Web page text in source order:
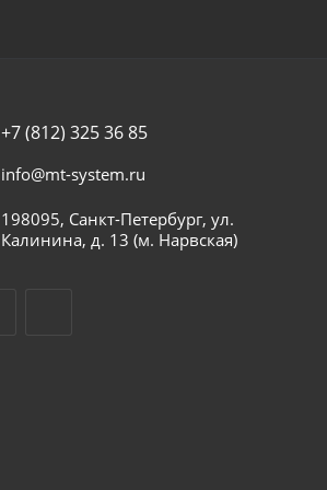
+7 (812) 325 36 85
info@mt-system.ru
198095, Санкт-Петербург, ул.
Калинина, д. 13 (м. Нарвская)